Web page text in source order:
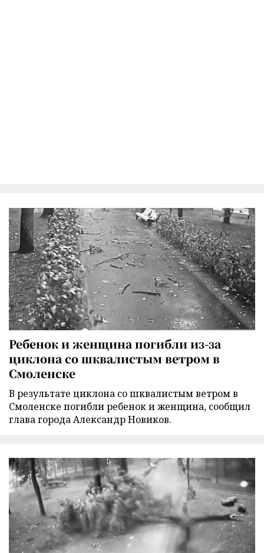
Ребенок и женщина погибли из-за
циклона со шквалистым ветром в
Смоленске
В результате циклона со шквалистым ветром в
Смоленске погибли ребенок и женщина, сообщил
глава города Александр Новиков.